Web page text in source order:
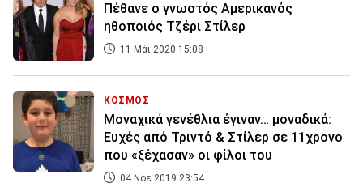
Πέθανε ο γνωστός Αμερικανός
ηθοποιός Τζέρι Στίλερ
11 Μάι 2020 15:08
ΚΟΣΜΟΣ
Μοναχικά γενέθλια έγιναν… μοναδικά:
Ευχές από Τριντό & Στίλερ σε 11χρονο
που «ξέχασαν» οι φίλοι του
04 Νοε 2019 23:54